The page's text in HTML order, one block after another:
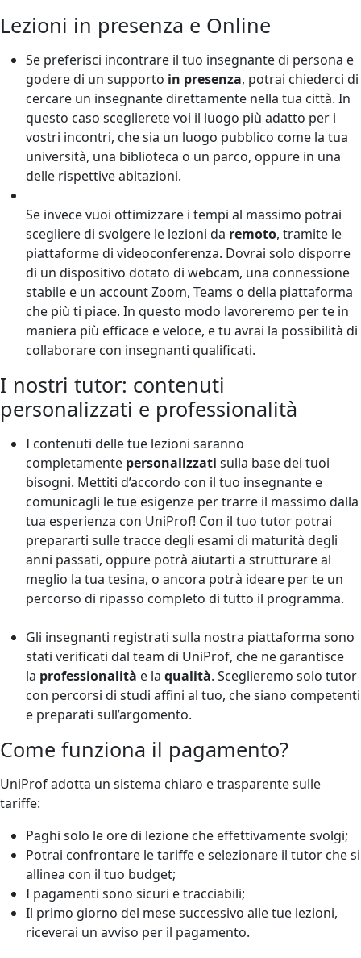
Lezioni in presenza e Online
Se preferisci incontrare il tuo insegnante di persona e
godere di un supporto in presenza, potrai chiederci di
cercare un insegnante direttamente nella tua città. In
questo caso sceglierete voi il luogo più adatto per i
vostri incontri, che sia un luogo pubblico come la tua
università, una biblioteca o un parco, oppure in una
delle rispettive abitazioni.
Se invece vuoi ottimizzare i tempi al massimo potrai
scegliere di svolgere le lezioni da remoto, tramite le
piattaforme di videoconferenza. Dovrai solo disporre
di un dispositivo dotato di webcam, una connessione
stabile e un account Zoom, Teams o della piattaforma
che più ti piace. In questo modo lavoreremo per te in
maniera più efficace e veloce, e tu avrai la possibilità di
collaborare con insegnanti qualificati.
I nostri tutor: contenuti
personalizzati e professionalità
I contenuti delle tue lezioni saranno
completamente personalizzati sulla base dei tuoi
bisogni. Mettiti d’accordo con il tuo insegnante e
comunicagli le tue esigenze per trarre il massimo dalla
tua esperienza con UniProf! Con il tuo tutor potrai
prepararti sulle tracce degli esami di maturità degli
anni passati, oppure potrà aiutarti a strutturare al
meglio la tua tesina, o ancora potrà ideare per te un
percorso di ripasso completo di tutto il programma.
Gli insegnanti registrati sulla nostra piattaforma sono
stati verificati dal team di UniProf, che ne garantisce
la professionalità e la qualità. Sceglieremo solo tutor
con percorsi di studi affini al tuo, che siano competenti
e preparati sull’argomento.
Come funziona il pagamento?
UniProf adotta un sistema chiaro e trasparente sulle
tariffe:
Paghi solo le ore di lezione che effettivamente svolgi;
Potrai confrontare le tariffe e selezionare il tutor che si
allinea con il tuo budget;
I pagamenti sono sicuri e tracciabili;
Il primo giorno del mese successivo alle tue lezioni,
riceverai un avviso per il pagamento.